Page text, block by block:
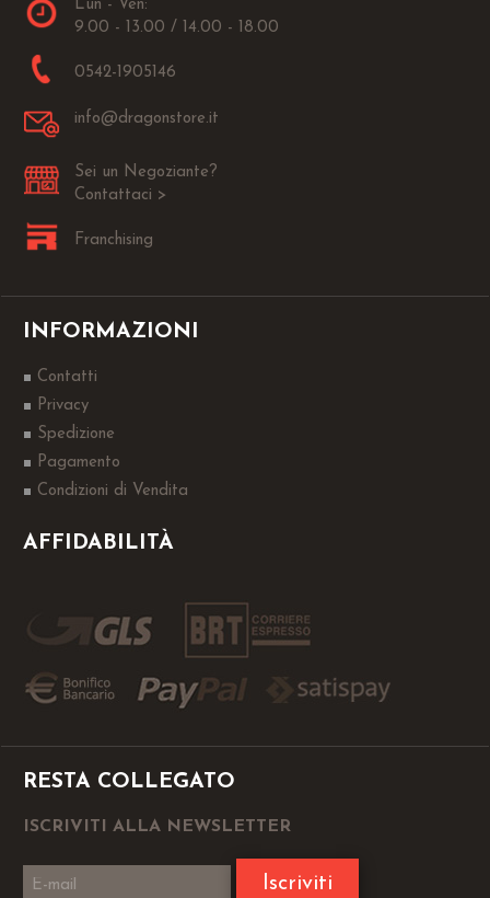
Lun - Ven:
9.00 - 13.00 / 14.00 - 18.00
0542-1905146
info@dragonstore.it
Sei un Negoziante?
Contattaci >
Franchising
INFORMAZIONI
Contatti
Privacy
Spedizione
Pagamento
Condizioni di Vendita
AFFIDABILITÀ
RESTA COLLEGATO
ISCRIVITI ALLA NEWSLETTER
Iscriviti